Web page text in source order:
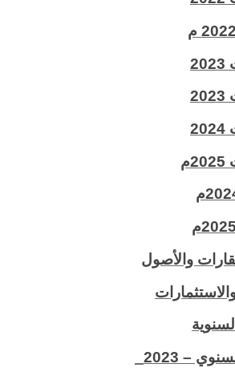
والأصول
– 2023_